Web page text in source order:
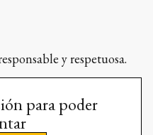
y respetuosa.
para poder